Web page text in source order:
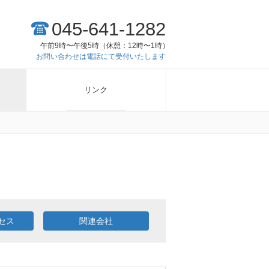
045-641-1282
午前9時〜午後5時（休憩：12時〜1時）
お問い合わせは電話にて受付いたします
リンク
ス 関連会社